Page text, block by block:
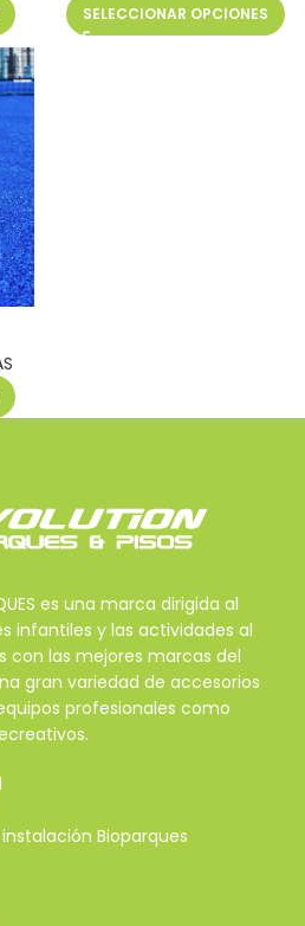
SELECCIONAR OPCIONES
es una marca dirigida al
infantiles y las actividades al
con las mejores marcas del
gran variedad de accesorios
profesionales como
Bioparques